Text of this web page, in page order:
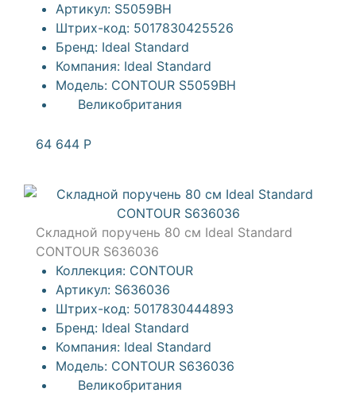
Артикул: S5059BH
Штрих-код: 5017830425526
Бренд: Ideal Standard
Компания: Ideal Standard
Модель: CONTOUR S5059BH
Великобритания
64 644 Р
Складной поручень 80 см Ideal Standard
CONTOUR S636036
Коллекция: CONTOUR
Артикул: S636036
Штрих-код: 5017830444893
Бренд: Ideal Standard
Компания: Ideal Standard
Модель: CONTOUR S636036
Великобритания